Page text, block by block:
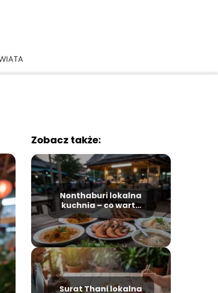
Zobacz także:
Nonthaburi lokalna
kuchnia – co warto
zjeść?
Surat Thani lokalna